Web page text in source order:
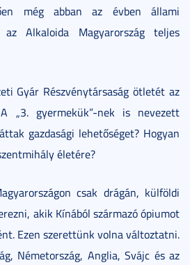
még abban az évben állami
Alkaloida Magyarország teljes
Gyár Részvénytársaság ötletét az
„3. gyermekük”-nek is nevezett
gazdasági lehetőséget? Hogyan
életére?
csak drágán, külföldi
akik Kínából származó ópiumot
Ezen szerettünk volna változtatni.
Németország, Anglia, Svájc és az